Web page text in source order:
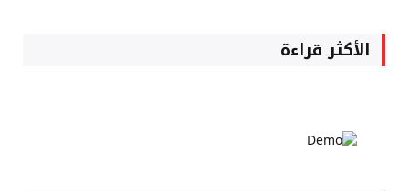
الأكثر قراءة